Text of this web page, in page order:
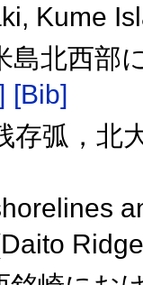
Kume
島北西部
[Bib]
存弧，北